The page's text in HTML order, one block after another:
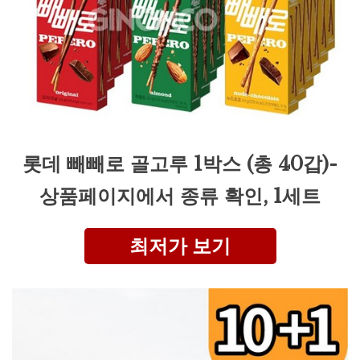
롯데 빼빼로 골고루 1박스 (총 40갑)-
상품페이지에서 종류 확인, 1세트
최저가 보기